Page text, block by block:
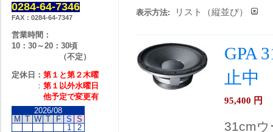
表示方法:
リスト（縦並び）
GPA
止中
95,400 円
31cm
0284-64-7346
FAX：0284-64-7347
営業時間：
10：30～20：30頃
（不定）
定休日： 第１と第２木曜
： 第１以外水曜日
他予定で変更有
2026/08
M T W T F S S
1
2